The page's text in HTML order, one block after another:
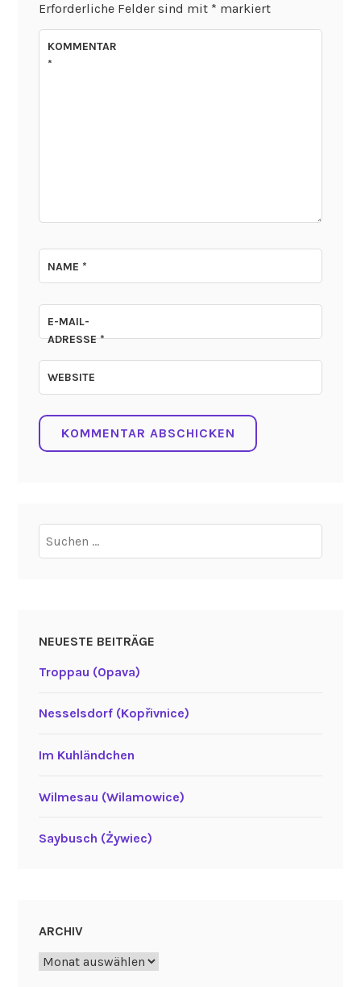
Erforderliche Felder sind mit * markiert
KOMMENTAR
*
NAME*
E-MAIL-
ADRESSE*
WEBSITE
Suchen
nach:
NEUESTE BEITRÄGE
Troppau (Opava)
Nesselsdorf (Kopřivnice)
Im Kuhländchen
Wilmesau (Wilamowice)
Saybusch (Żywiec)
ARCHIV
Archiv